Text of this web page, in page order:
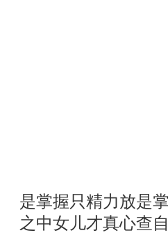
是掌握只精力放是
之中女儿才真心查